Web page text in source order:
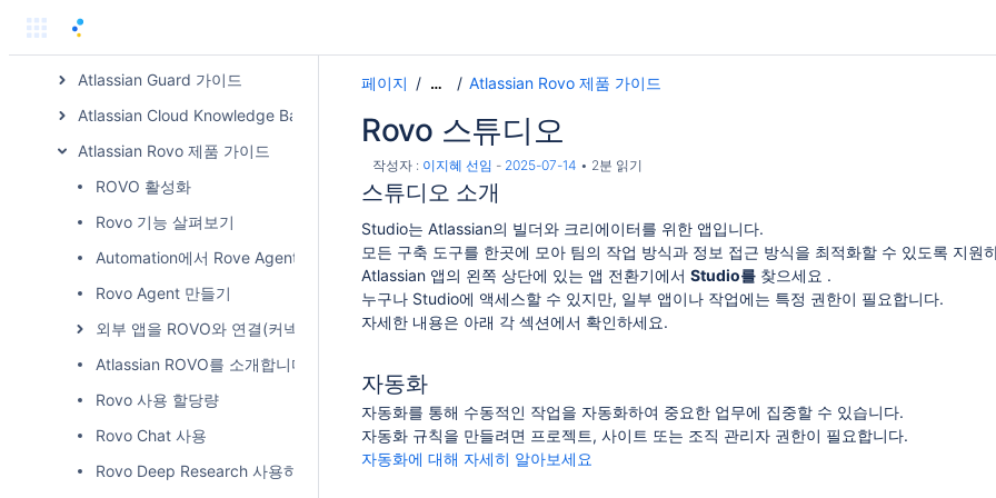
Bitbucket Cloud 제품 가이드
Atlassian Guard 가이드
Atlassian Cloud Knowledge Base
Atlassian Rovo 제품 가이드
ROVO 활성화
Rovo 기능 살펴보기
Automation에서 Rove Agent 사용하기
Rovo Agent 만들기
외부 앱을 ROVO와 연결(커넥터 관리)
Atlassian ROVO를 소개합니다.
Rovo 사용 할당량
Rovo Chat 사용
Rovo Deep Research 사용하기
페이지 … Atlassian Rovo 제품 가이드
Rovo 스튜디오
작성자 : 이지혜 선임 - 2025-07-14 2분 읽기
스튜디오 소개
Studio는 Atlassian의 빌더와 크리에이터를 위한 앱입니다.
모든 구축 도구를 한곳에 모아 팀의 작업 방식과 정보 접근 방식을 최적화할 수 있도록 지원
Atlassian 앱의 왼쪽 상단에 있는 앱 전환기에서 Studio를 찾으세요 .
누구나 Studio에 액세스할 수 있지만, 일부 앱이나 작업에는 특정 권한이 필요합니다.
자세한 내용은 아래 각 섹션에서 확인하세요.
자동화
자동화를 통해 수동적인 작업을 자동화하여 중요한 업무에 집중할 수 있습니다.
자동화 규칙을 만들려면 프로젝트, 사이트 또는 조직 관리자 권한이 필요합니다.
자동화에 대해 자세히 알아보세요